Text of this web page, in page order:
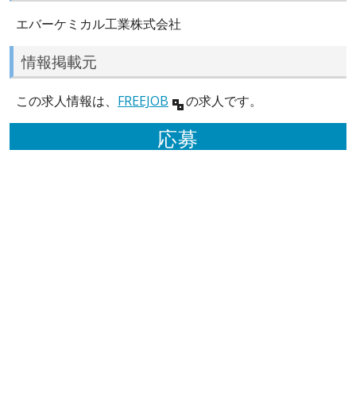
エバーケミカル工業株式会社
情報掲載元
この求人情報は、 FREEJOB の求人です。
応募